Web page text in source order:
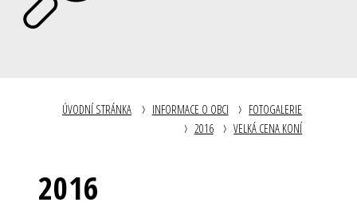
ÚVODNÍ STRÁNKA INFORMACE O OBCI
FOTOGALERIE
2016
VELKÁ CENA KONÍ
2016